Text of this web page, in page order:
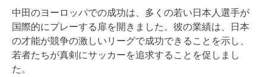
中田のヨーロッパでの成功は、多くの若い日本人選手が
国際的にプレーする扉を開きました。彼の業績は、日本
の才能が競争の激しいリーグで成功できることを示し、
若者たちが真剣にサッカーを追求することを促しまし
た。